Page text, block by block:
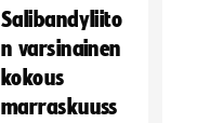
Salibandyliito
n varsinainen
kokous
marraskuuss